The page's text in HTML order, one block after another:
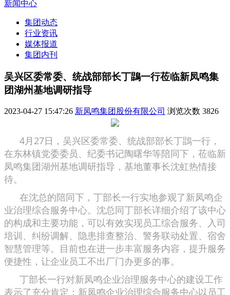
新闻中心
集团动态
行业资讯
媒体报道
集团内刊
吴兴区委常委、统战部部长丁鵾一行莅临新凤鸣集
团湖州基地调研指导
2023-04-27 15:47:26 新凤鸣集团股份有限公司 浏览次数 3826
4月27日，吴兴区委常委、统战部部长丁鵾一行，
在东林镇党委委员、纪委书记陶曙华等陪同下，莅临新
凤鸣集团湖州基地调研指导，基地董事长沈虹热情接
待。
在沈总的陪同下，丁部长一行实地参观了新凤鸣企
业治理综合服务中心。沈总同丁部长详细介绍了该中心
的构成和主要功能，可以有效实现员工综合服务、入司
培训、纠纷调解、隐患排查整治、警务联动处置、宿舍
智慧管理等。目前也在进一步丰富服务内容，提升服务
便捷性，让企业员工不出厂门办更多的事。
丁部长一行对新凤鸣企业治理服务中心的建设工作
表示了充分肯定：新凤鸣企业治理综合服务中心以员工